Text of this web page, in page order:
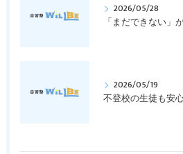
2026/05/28
2026/05/19